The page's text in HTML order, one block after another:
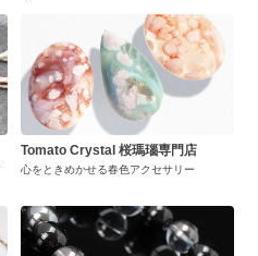
Tomato Crystal 桜瑪瑙専門店
心をときめかせる春色アクセサリー